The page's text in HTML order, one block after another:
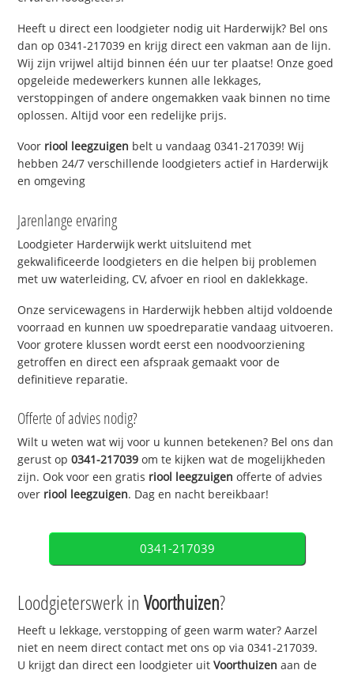
Heeft u direct een loodgieter nodig uit Harderwijk? Bel ons
dan op 0341-217039 en krijg direct een vakman aan de lijn.
Wij zijn vrijwel altijd binnen één uur ter plaatse! Onze goed
opgeleide medewerkers kunnen alle lekkages,
verstoppingen of andere ongemakken vaak binnen no time
oplossen. Altijd voor een redelijke prijs.
Voor riool leegzuigen belt u vandaag 0341-217039! Wij
hebben 24/7 verschillende loodgieters actief in Harderwijk
en omgeving
Jarenlange ervaring
Loodgieter Harderwijk werkt uitsluitend met
gekwalificeerde loodgieters en die helpen bij problemen
met uw waterleiding, CV, afvoer en riool en daklekkage.
Onze servicewagens in Harderwijk hebben altijd voldoende
voorraad en kunnen uw spoedreparatie vandaag uitvoeren.
Voor grotere klussen wordt eerst een noodvoorziening
getroffen en direct een afspraak gemaakt voor de
definitieve reparatie.
Offerte of advies nodig?
Wilt u weten wat wij voor u kunnen betekenen? Bel ons dan
gerust op0341-217039 om te kijken wat de mogelijkheden
zijn. Ook voor een gratis riool leegzuigen offerte of advies
over riool leegzuigen. Dag en nacht bereikbaar!
0341-217039
Loodgieterswerk inVoorthuizen?
Heeft u lekkage, verstopping of geen warm water? Aarzel
niet en neem direct contact met ons op via 0341-217039.
U krijgt dan direct een loodgieter uitVoorthuizen aan de